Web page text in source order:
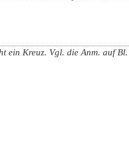
ein Kreuz. Vgl. die Anm. auf